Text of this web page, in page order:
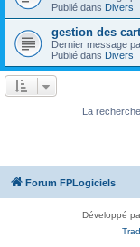
Publié dans Divers
gestion des
Dernier message
Publié dans Divers
La
Forum FPLogiciels
Développé